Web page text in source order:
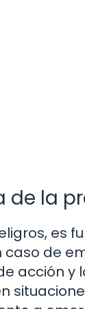
de la
es
de
acción y